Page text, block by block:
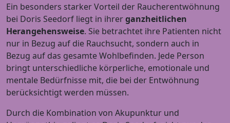
Ein besonders starker Vorteil der Raucherentwöhnung
bei Doris Seedorf liegt in ihrerganzheitlichen
Herangehensweise. Sie betrachtet ihre Patienten nicht
nur in Bezug auf die Rauchsucht, sondern auch in
Bezug auf das gesamte Wohlbefinden. Jede Person
bringt unterschiedliche körperliche, emotionale und
mentale Bedürfnisse mit, die bei der Entwöhnung
berücksichtigt werden müssen.
Durch die Kombination von Akupunktur und